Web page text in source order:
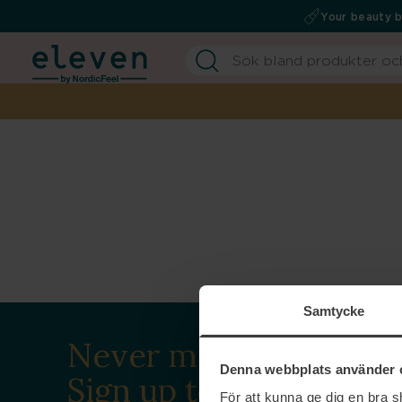
Samtycke
Denna webbplats använder
För att kunna ge dig en bra
Your beauty
Never miss a beat.
Sign up to our